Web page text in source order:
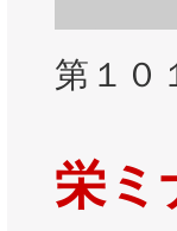
第１０
栄ミ